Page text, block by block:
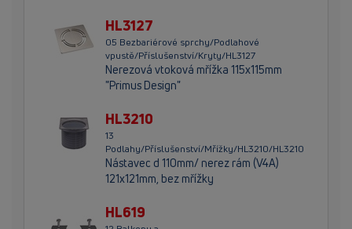
HL3127
05 Bezbariérové sprchy/Podlahové
vpustě/Příslušenství/Kryty/HL3127
Nerezová vtoková mřížka 115x115mm
"Primus Design"
HL3210
13
Podlahy/Příslušenství/Mřížky/HL3210/HL3210
Nástavec d 110mm/ nerez rám (V4A)
121x121mm, bez mřížky
HL619